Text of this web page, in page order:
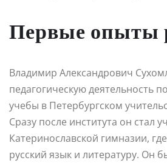
Первые опыты
Владимир Александрович
педагогическую деятельность
учебы в Петербургском
Сразу после института он стал
Катеринославской гимназии,
русский язык и литературу. Он